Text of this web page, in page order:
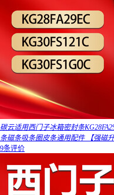
碳云适用西门子冰箱密封条
条磁条吸条圈皮条通用配件 【强磁
9条评价